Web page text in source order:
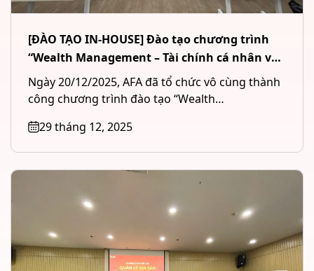
[ĐÀO TẠO IN-HOUSE] Đào tạo chương trình
“Wealth Management – Tài chính cá nhân và
Quản lý tài sản đầu tư” cho Công ty CP Chứng
khoán MB (MBS) tại Hà Nội
Ngày 20/12/2025, AFA đã tổ chức vô cùng thành
công chương trình đào tạo “Wealth
29 tháng 12, 2025